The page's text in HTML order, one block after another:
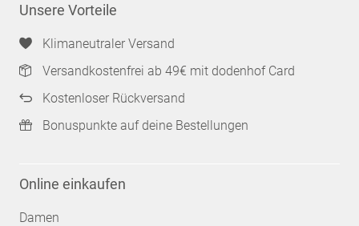
Unsere Vorteile
Klimaneutraler Versand
Versandkostenfrei ab 49€ mit dodenhof Card
Kostenloser Rückversand
Bonuspunkte auf deine Bestellungen
Online einkaufen
Damen